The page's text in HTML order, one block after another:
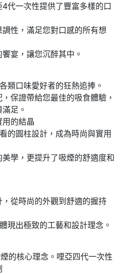
代一次性提供了豐富多樣的口
性，滿足您對口感的所有想
宴，讓您沉醉其中。
類口味愛好者的狂熱追捧。
保證帶給您最佳的吸食體驗，
足。
的結晶
的圓柱設計，成為時尚與實用
學，更提升了吸煙的舒適度和
從時尚的外觀到舒適的握持
現出極致的工藝和設計理念。
的核心理念。哩亞四代一次性